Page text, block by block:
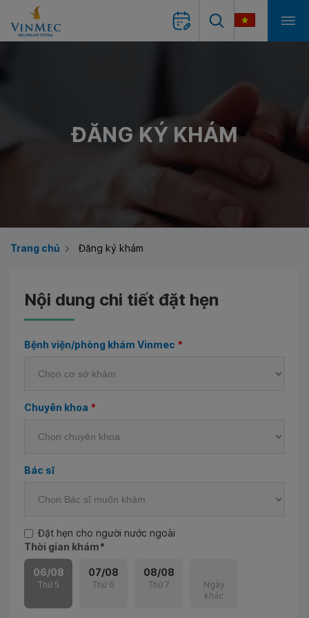
ĐĂNG KÝ KHÁM
Trang chủ Đăng ký khám
Nội dung chi tiết đặt hẹn
Bệnh viện/phòng khám Vinmec *
Chuyên khoa *
Bác sĩ
Đặt hẹn cho người nước ngoài
Thời gian khám*
06/08
Thứ 5
07/08
Thứ 6
08/08
Thứ 7
Ngày
khác